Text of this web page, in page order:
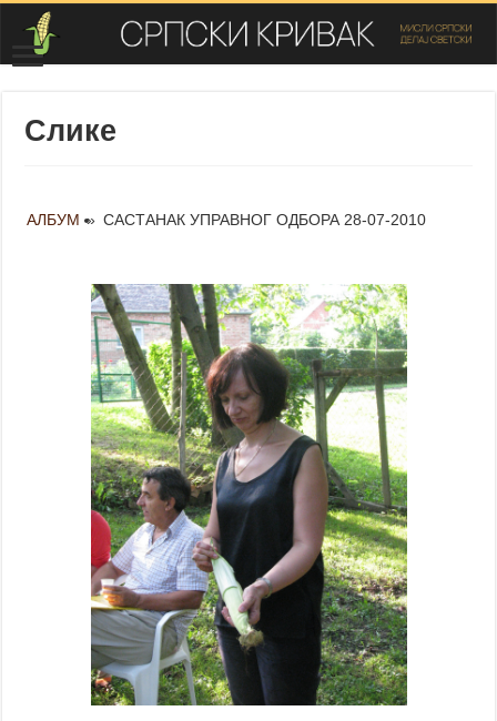
Слике
АЛБУМ » САСТАНАК УПРАВНОГ ОДБОРА 28-07-2010